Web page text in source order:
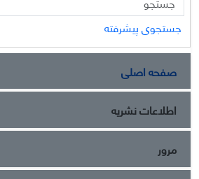
جستجوی پیشرفته
صفحه اصلی
اطلاعات نشریه
مرور